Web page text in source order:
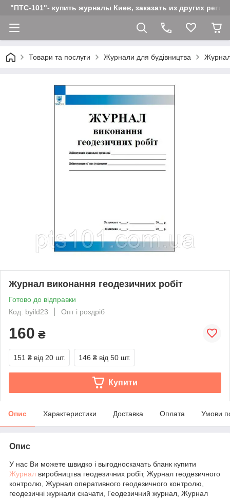
"ПТС-101"- купить журналы Киев, заказать из других
Товари та послуги Журнали для будівництва Журнал
Журнал виконання геодезичних робіт
Готово до відправки
Код: byild23
Опт і роздріб
160 ₴
151 ₴ від 20 шт. 146 ₴ від 50 шт.
Купити
Опис Характеристики Доставка Оплата Умови
Опис
У нас Ви можете швидко і выгодноскачать бланк купити
Журнал виробництва геодезичних робіт, Журнал геодезичного
контролю, Журнал оперативного геодезичного контролю,
геодезичні журнали скачати, Геодезичний журнал, Журнал